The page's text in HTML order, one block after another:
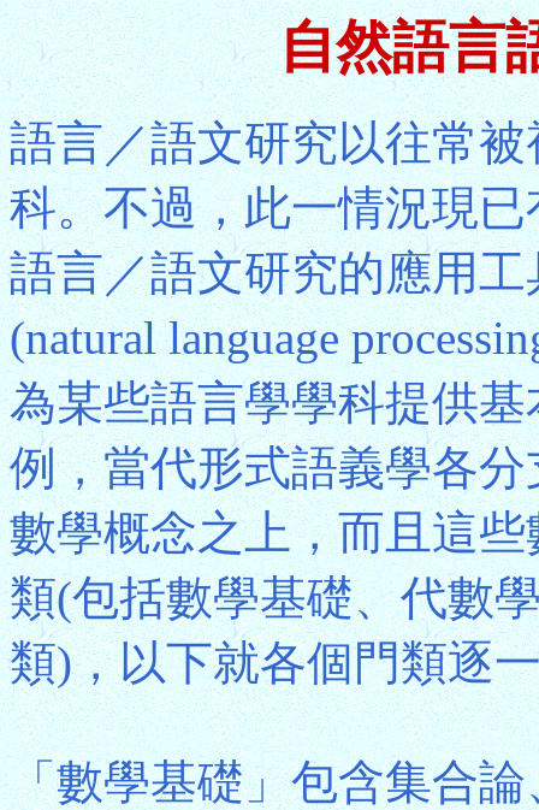
自然語言
語言／語文研究以往常
科。不過，此一情況現
語言／語文研究的應用
(natural language
為某些語言學學科提供
例，當代形式語義學各
數學概念之上，而且這
類(包括數學基礎、代數
類)，以下就各個門類逐
「數學基礎」包含集合